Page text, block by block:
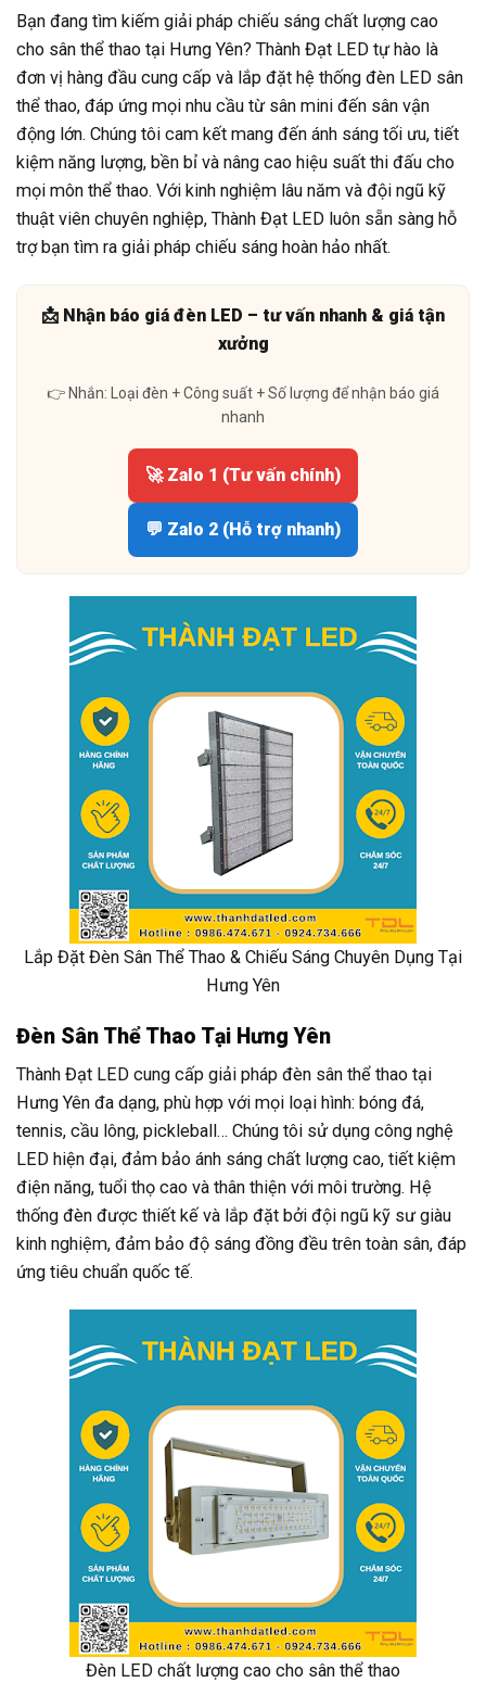
Bạn đang tìm kiếm giải pháp chiếu sáng chất lượng cao
cho sân thể thao tại Hưng Yên? Thành Đạt LED tự hào là
đơn vị hàng đầu cung cấp và lắp đặt hệ thống đèn LED sân
thể thao, đáp ứng mọi nhu cầu từ sân mini đến sân vận
động lớn. Chúng tôi cam kết mang đến ánh sáng tối ưu, tiết
kiệm năng lượng, bền bỉ và nâng cao hiệu suất thi đấu cho
mọi môn thể thao. Với kinh nghiệm lâu năm và đội ngũ kỹ
thuật viên chuyên nghiệp, Thành Đạt LED luôn sẵn sàng hỗ
trợ bạn tìm ra giải pháp chiếu sáng hoàn hảo nhất.
📩 Nhận báo giá đèn LED – tư vấn nhanh & giá tận
xưởng
👉 Nhắn: Loại đèn + Công suất + Số lượng để nhận báo giá
nhanh
🚀 Zalo 1 (Tư vấn chính)
💬 Zalo 2 (Hỗ trợ nhanh)
Lắp Đặt Đèn Sân Thể Thao & Chiếu Sáng Chuyên Dụng Tại
Hưng Yên
Đèn Sân Thể Thao Tại Hưng Yên
Thành Đạt LED cung cấp giải pháp đèn sân thể thao tại
Hưng Yên đa dạng, phù hợp với mọi loại hình: bóng đá,
tennis, cầu lông, pickleball… Chúng tôi sử dụng công nghệ
LED hiện đại, đảm bảo ánh sáng chất lượng cao, tiết kiệm
điện năng, tuổi thọ cao và thân thiện với môi trường. Hệ
thống đèn được thiết kế và lắp đặt bởi đội ngũ kỹ sư giàu
kinh nghiệm, đảm bảo độ sáng đồng đều trên toàn sân, đáp
ứng tiêu chuẩn quốc tế.
Đèn LED chất lượng cao cho sân thể thao